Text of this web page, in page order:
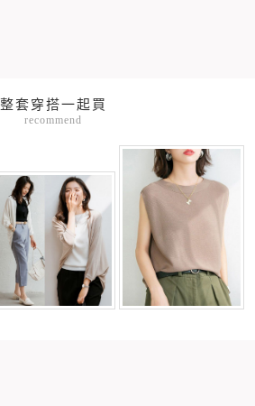
整套穿搭一起買
recommend